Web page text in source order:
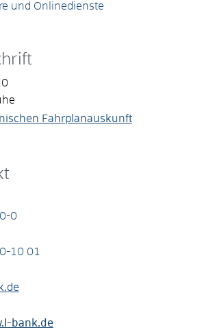
und Onlinedienste
Fahrplanauskunft
0
10 01
bank.de